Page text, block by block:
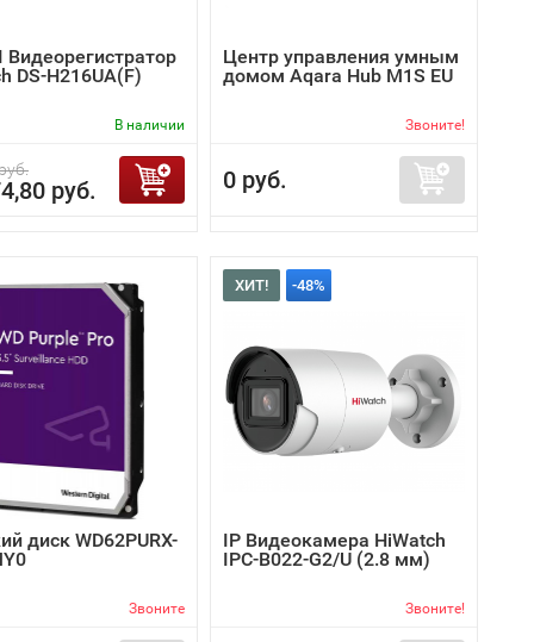
Видеорегистратор
DS-H216UA(F)
В наличии
руб.
Центр управления умным
домом Aqara Hub M1S EU
Звоните!
0 руб.
диск WD62PURX-
Звоните
ХИТ! -48%
IP Видеокамера HiWatch
IPC-B022-G2/U (2.8 мм)
Звоните!